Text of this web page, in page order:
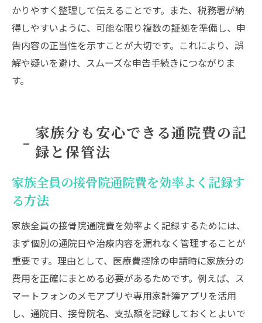
かりやすく整理して伝えることです。また、税務署が納
得しやすいように、可能な限り複数の証拠を準備し、申
告内容の正当性を示すことが大切です。これにより、誤
解や疑いを避け、スムーズな申告手続きにつながりま
す。
家族分も安心できる通院費の記
録と保管法
家族全員の接骨院通院費を効率よく記録す
る方法
家族全員の接骨院通院費を効率よく記録するためには、
まず個別の通院日や治療内容を漏れなく管理することが
重要です。理由として、医療費控除の申請時に家族分の
費用を正確にまとめる必要があるためです。例えば、ス
マートフォンのメモアプリや専用家計簿アプリを活用
し、通院日、接骨院名、支払額を記録しておくとよいで